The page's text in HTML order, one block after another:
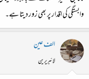
وابستگی کی اقدار پر بھی زور دیتا ہے۔
الف عین
لائبریرین